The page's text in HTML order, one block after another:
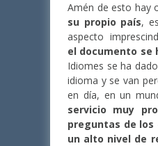
Amén de esto hay
su propio país,
aspecto
el documento se
Idiomes se ha
idioma y se van
en día, en un
servicio muy
preguntas de los
un alto nivel de